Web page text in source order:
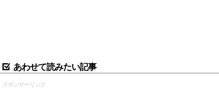
あわせて読みたい記事
スポンサーリンク